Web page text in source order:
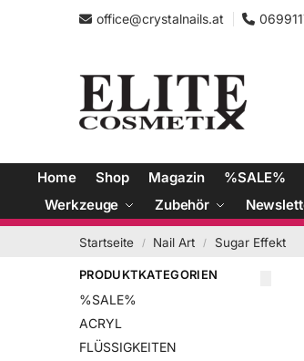
office@crystalnails.at
Home Shop Magazin %SALE%
Werkzeuge
Zubehör
Startseite / Nail Art / Sugar Effekt
PRODUKTKATEGORIEN
%SALE%
ACRYL
FLÜSSIGKEITEN